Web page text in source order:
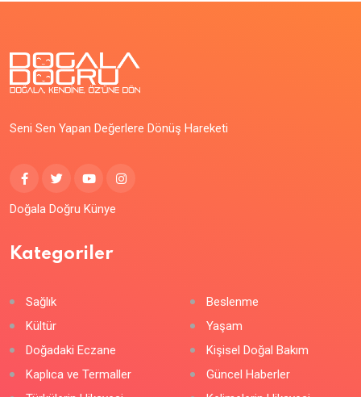
Seni Sen Yapan Değerlere Dönüş Hareketi
Doğala Doğru Künye
Kategoriler
Sağlık
Beslenme
Kültür
Yaşam
Doğadaki Eczane
Kişisel Doğal Bakım
Kaplıca ve Termaller
Güncel Haberler